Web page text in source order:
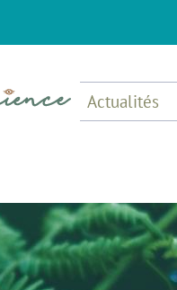
Actualités